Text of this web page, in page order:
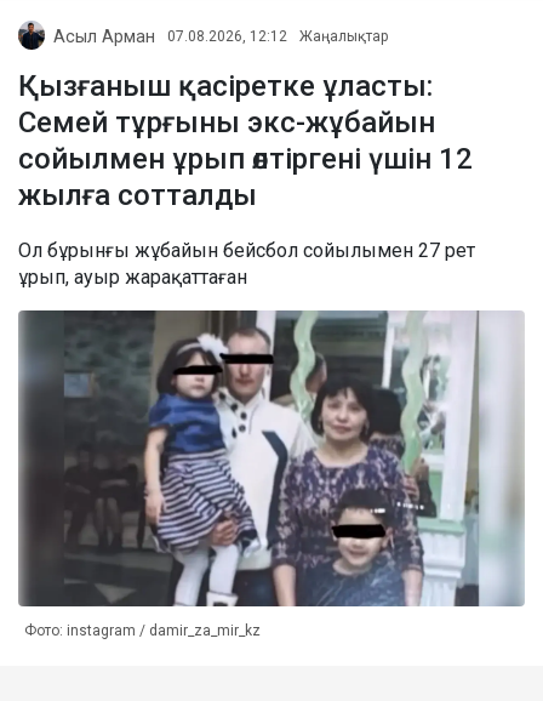
Асыл Арман 07.08.2026, 12:12 Жаңалықтар
Қызғаныш қасіретке ұласты:
Семей тұрғыны экс-жұбайын
сойылмен ұрып өлтіргені үшін 12
жылға сотталды
Ол бұрынғы жұбайын бейсбол сойылымен 27 рет
ұрып, ауыр жарақаттаған
Фото: instagram / damir_za_mir_kz